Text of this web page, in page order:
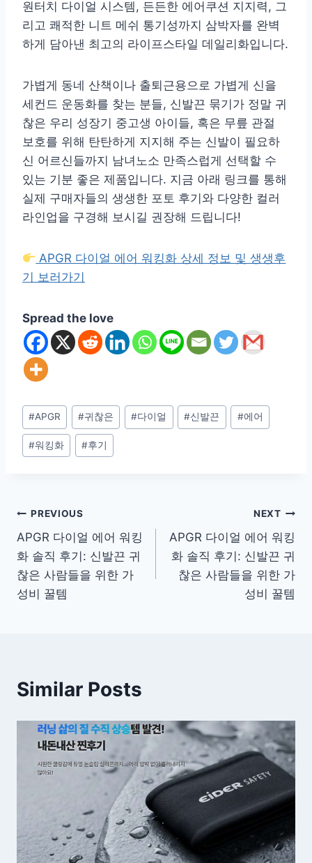
원터치 다이얼 시스템, 든든한 에어쿠션 지지력, 그
리고 쾌적한 니트 메쉬 통기성까지 삼박자를 완벽
하게 담아낸 최고의 라이프스타일 데일리화입니다.
가볍게 동네 산책이나 출퇴근용으로 가볍게 신을
세컨드 운동화를 찾는 분들, 신발끈 묶기가 정말 귀
찮은 우리 성장기 중고생 아이들, 혹은 무릎 관절
보호를 위해 탄탄하게 지지해 주는 신발이 필요하
신 어르신들까지 남녀노소 만족스럽게 선택할 수
있는 기분 좋은 제품입니다. 지금 아래 링크를 통해
실제 구매자들의 생생한 포토 후기와 다양한 컬러
라인업을 구경해 보시길 권장해 드립니다!
APGR 다이얼 에어 워킹화 상세 정보 및 생생후
기 보러가기
Spread the love
Post
Tags:
#APGR #귀찮은 #다이얼 #신발끈 #에어
#워킹화 #후기
Post
navigation
PREVIOUS
APGR 다이얼 에어 워킹
화 솔직 후기: 신발끈 귀
찮은 사람들을 위한 가
성비 꿀템
NEXT
APGR 다이얼 에어 워킹
화 솔직 후기: 신발끈 귀
찮은 사람들을 위한 가
성비 꿀템
Similar Posts